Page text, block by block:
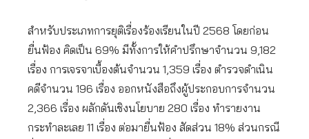
สำหรับประเภทการยุติเรื่องร้องเรียนในปี 2568 โดยก่อน
ยื่นฟ้อง คิดเป็น 69% มีทั้งการให้คำปรึกษาจำนวน 9,182
เรื่อง การเจรจาเบื้องต้นจำนวน 1,359 เรื่อง ตำรวจดำเนิน
คดีจำนวน 196 เรื่อง ออกหนังสือถึงผู้ประกอบการจำนวน
2,366 เรื่อง ผลักดันเชิงนโยบาย 280 เรื่อง ทำรายงาน
กระทำละเลย 11 เรื่อง ต่อมายื่นฟ้อง สัดส่วน 18% ส่วนกรณี